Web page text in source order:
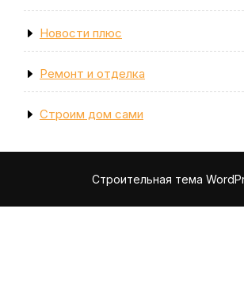
Новости плюс
Ремонт и отделка
Строим дом сами
Строительная тема